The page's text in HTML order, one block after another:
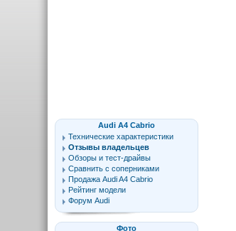
Audi A4 Cabrio
Технические характеристики
Отзывы владельцев
Обзоры и тест-драйвы
Сравнить с соперниками
Продажа Audi A4 Cabrio
Рейтинг модели
Форум Audi
Фото